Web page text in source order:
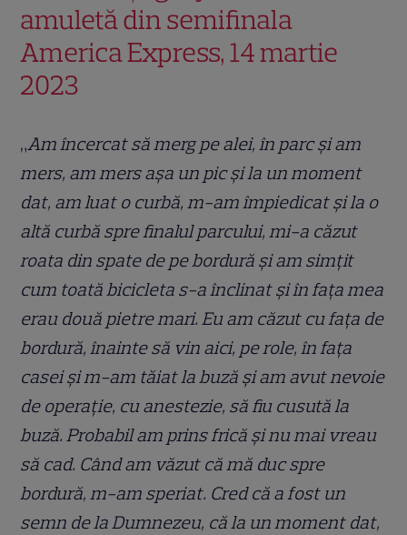
amuletă din semifinala
America Express, 14 martie
2023
„Am încercat să merg pe alei, în parc și am
mers, am mers așa un pic și la un moment
dat, am luat o curbă, m-am împiedicat și la o
altă curbă spre finalul parcului, mi-a căzut
roata din spate de pe bordură și am simțit
cum toată bicicleta s-a înclinat și în fața mea
erau două pietre mari. Eu am căzut cu fața de
bordură, înainte să vin aici, pe role, în fața
casei și m-am tăiat la buză și am avut nevoie
de operație, cu anestezie, să fiu cusută la
buză. Probabil am prins frică și nu mai vreau
să cad. Când am văzut că mă duc spre
bordură, m-am speriat. Cred că a fost un
semn de la Dumnezeu, că la un moment dat,